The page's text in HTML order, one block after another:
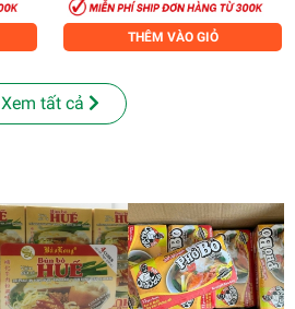
THÊM VÀO GIỎ
Xem tất cả